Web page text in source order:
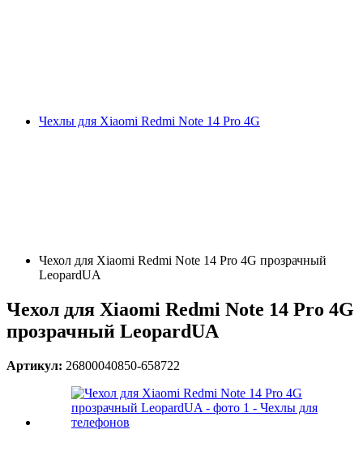
Чехлы для Xiaomi Redmi Note 14 Pro 4G
Чехол для Xiaomi Redmi Note 14 Pro 4G прозрачный
LeopardUA
Чехол для Xiaomi Redmi Note 14 Pro 4G
прозрачный LeopardUA
Артикул: 26800040850-658722